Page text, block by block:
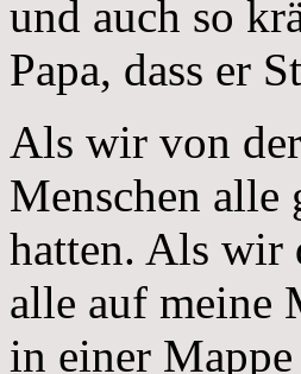
und auch so
Papa, dass er
Als wir von
Menschen alle
hatten. Als wir
alle auf meine
in einer